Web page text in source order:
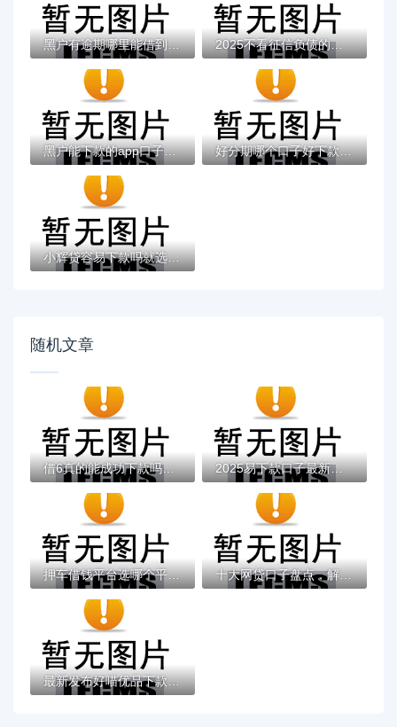
黑户有逾期哪里能借到钱啊急用！看这5个黑户... 2025不看征信负债的网贷百分百下款，最新5个...
黑户能下款的app口子有哪些？今天带来10款黑... 好分期哪个口子好下款？老哥实测避坑贷款平...
小辉贷容易下款吗就选这7个4千元黑户无条件...
随机文章
借6真的能成功下款吗？申请必知3大真相 2025易下款口子最新攻略：这样申请通过率更...
押车借钱平台选哪个平台？6个无视黑白贷款口... 十大网贷口子盘点，解决微信正规贷款有哪些...
最新发布好喵优品下款多久到账，私人借钱10...